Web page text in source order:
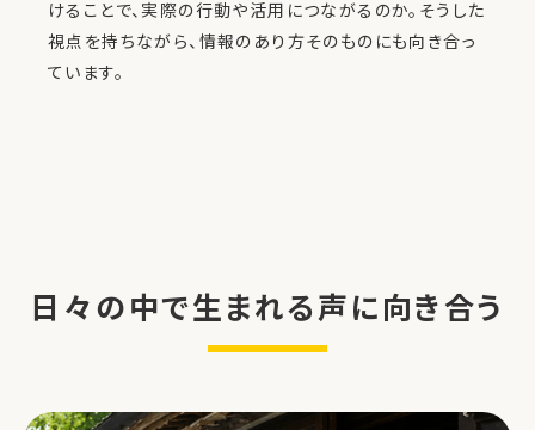
けることで、実際の行動や活用につながるのか。そうした
視点を持ちながら、情報のあり方そのものにも向き合っ
ています。
日々の中で生まれる声に向き合う